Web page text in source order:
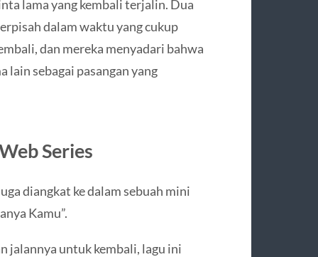
lama yang kembali terjalin. Dua
dalam waktu yang cukup
dan mereka menyadari bahwa
lain sebagai pasangan yang
Series
diangkat ke dalam sebuah mini
Kamu”.
jalannya untuk kembali, lagu ini